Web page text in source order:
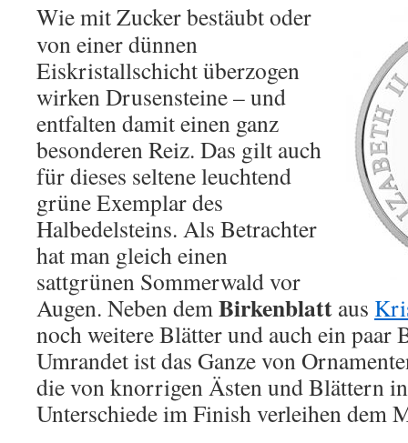
Wie mit Zucker bestäubt oder
von einer dünnen
Eiskristallschicht überzogen
wirken Drusensteine – und
entfalten damit einen ganz
besonderen Reiz. Das gilt auch
für dieses seltene leuchtend
grüne Exemplar des
Halbedelsteins. Als Betrachter
hat man gleich einen
sattgrünen Sommerwald vor
Augen. Neben demBirkenblatt aus
noch weitere Blätter und auch ein paar
Umrandet ist das Ganze von
die von knorrigen Ästen und Blättern
Unterschiede im Finish verleihen dem